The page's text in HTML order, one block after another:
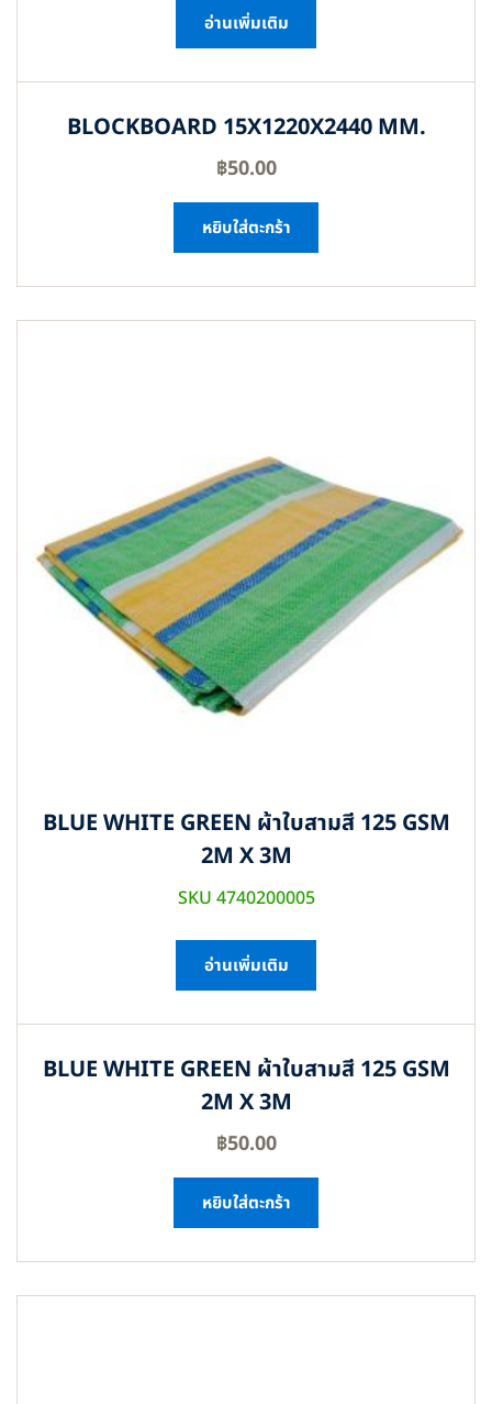
อ่านเพิ่มเติม
BLOCKBOARD 15X1220X2440 MM.
฿50.00
หยิบใส่ตะกร้า
BLUE WHITE GREEN ผ้าใบสามสี 125 GSM
2M X 3M
SKU 4740200005
อ่านเพิ่มเติม
BLUE WHITE GREEN ผ้าใบสามสี 125 GSM
2M X 3M
฿50.00
หยิบใส่ตะกร้า